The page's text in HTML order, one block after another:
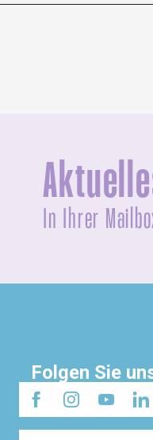
In Ihrer
Folgen Sie